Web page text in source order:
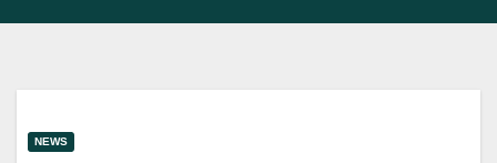
NEWS